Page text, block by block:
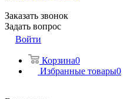
Заказать звонок
Задать вопрос
Войти
Корзина0
Избранные товары0